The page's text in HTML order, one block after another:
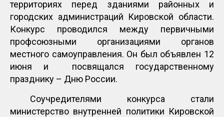
территориях перед зданиями районных и
городских администраций Кировской области.
Конкурс проводился между первичными
профсоюзными организациями органов
местного самоуправления. Он был объявлен 12
июня и посвящался государственному
празднику – Дню России.
Соучредителями конкурса стали
министерство внутренней политики Кировской